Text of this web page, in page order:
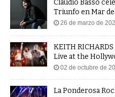
Claudio Basso
Triunfo en Mar
26 de marzo de
KEITH
Live at the
02 de octubre de
La Ponderosa